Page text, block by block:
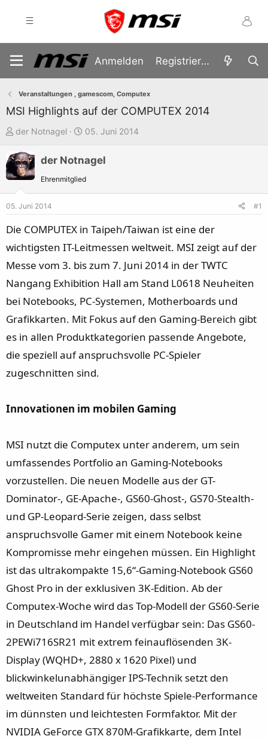
Anmelden Registrieren
Veranstaltungen , gamescom, Computex
MSI Highlights auf der COMPUTEX 2014
E
s
t
l
e
r
der Notnagel
E
s
t
t
a
m
05. Juni 2014
der Notnagel
Ehrenmitglied
05. Juni 2014 #1
Die COMPUTEX in Taipeh/Taiwan ist eine der
wichtigsten IT-Leitmessen weltweit. MSI zeigt auf der
Messe vom 3. bis zum 7. Juni 2014 in der TWTC
Nangang Exhibition Hall am Stand L0618 Neuheiten
bei Notebooks, PC-Systemen, Motherboards und
Grafikkarten. Mit Fokus auf den Gaming-Bereich gibt
es in allen Produktkategorien passende Angebote,
die speziell auf anspruchsvolle PC-Spieler
zugeschnitten sind.
Innovationen im mobilen Gaming
MSI nutzt die Computex unter anderem, um sein
umfassendes Portfolio an Gaming-Notebooks
vorzustellen. Die neuen Modelle aus der GT-
Dominator-, GE-Apache-, GS60-Ghost-, GS70-Stealth-
und GP-Leopard-Serie zeigen, dass selbst
anspruchsvolle Gamer mit einem Notebook keine
Kompromisse mehr eingehen müssen. Ein Highlight
ist das ultrakompakte 15,6“-Gaming-Notebook GS60
Ghost Pro in der exklusiven 3K-Edition. Ab der
Computex-Woche wird das Top-Modell der GS60-Serie
in Deutschland im Handel verfügbar sein: Das GS60-
2PEWi716SR21 mit extrem feinauflösenden 3K-
Display (WQHD+, 2880 x 1620 Pixel) und
blickwinkelunabhängiger IPS-Technik setzt den
weltweiten Standard für höchste Spiele-Performance
im dünnsten und leichtesten Formfaktor. Mit der
NVIDIA GeForce GTX 870M-Grafikkarte, dem Intel